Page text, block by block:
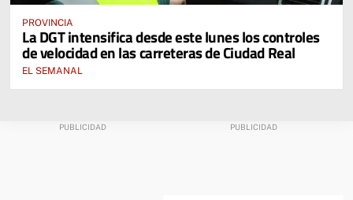
PROVINCIA
La DGT intensifica desde este lunes los controles
de velocidad en las carreteras de Ciudad Real
EL SEMANAL